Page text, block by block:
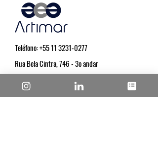
Teléfono:+55 11 3231-0277
Rua Bela Cintra, 746 - 3o andar
Consolação - São Paulo - SP